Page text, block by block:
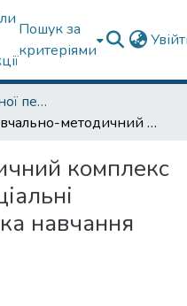
Пошук за
критеріями
Кафедра спеціальної педагогіки і психології та інклюзивної освіти
Навчально-методичний комплекс з дисципліни «спеціальні методики : методика навчання математики»
комплекс
навчання